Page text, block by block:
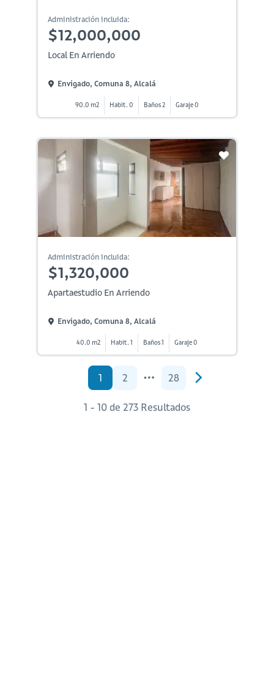
Administración incluida:
$12,000,000
Local En Arriendo
Envigado, Comuna 8, Alcalá
90.0 m2 Habit. 0 Baños 2 Garaje 0
Administración incluida:
$1,320,000
Apartaestudio En Arriendo
Envigado, Comuna 8, Alcalá
40.0 m2 Habit. 1 Baños 1 Garaje 0
1 2 28
1 - 10 de 273 Resultados